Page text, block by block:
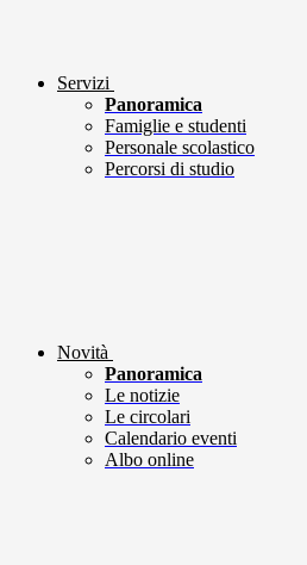
Servizi
Panoramica
Famiglie e studenti
Personale scolastico
Percorsi di studio
Novità
Panoramica
Le notizie
Le circolari
Calendario eventi
Albo online